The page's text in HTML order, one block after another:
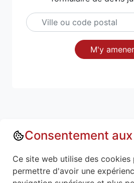
M'y amener
Annuaire : Monte escalier
Ambrief (02200)
Consentement
Ce site web utilise des cookies
permettre d'avoir une